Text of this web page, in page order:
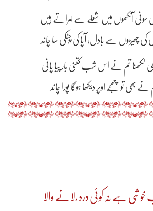
سونی آنکھوں میں شعلے سے لہراتے ہیں
کی چھیڑوں سے بادل، آپا کی چُٹکی سا چاند
لکھنا تم نے اس شب کتنی بار پیا پانی
نے بھی تو چھجّے اوپر دیکھا ہوگا پورا چاند
خوشی ہے نہ کوئی درد رلانے والا